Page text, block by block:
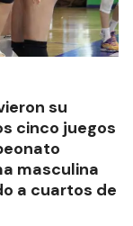
su
cinco juegos
masculina
a cuartos de